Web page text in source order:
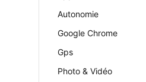
Autonomie
Google Chrome
Gps
Photo & Vidéo